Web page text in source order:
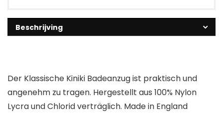
Beschrijving
Der Klassische Kiniki Badeanzug ist praktisch und
angenehm zu tragen. Hergestellt aus 100% Nylon
Lycra und Chlorid verträglich. Made in England